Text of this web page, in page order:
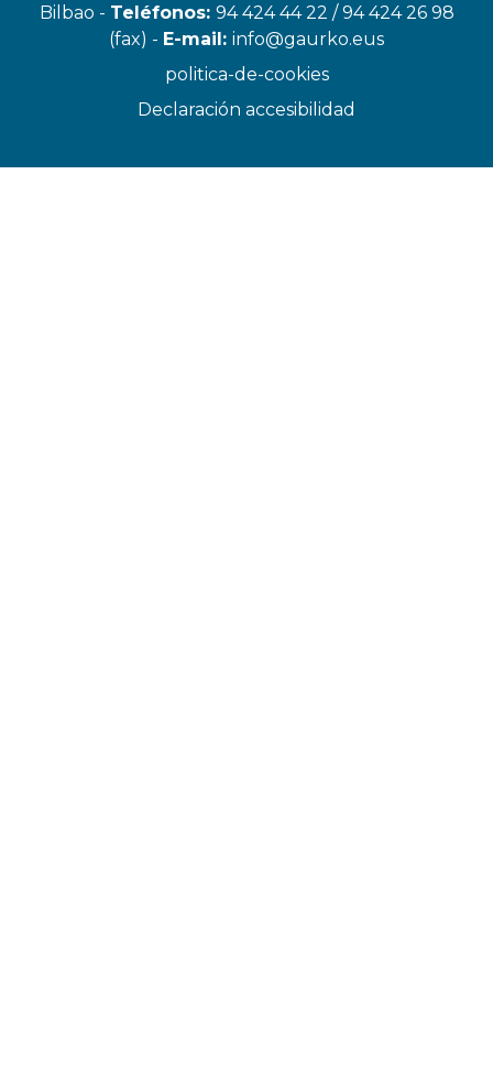
Bilbao - Teléfonos: 94 424 44 22 / 94 424 26 98
(fax) - E-mail: info@gaurko.eus
politica-de-cookies
Declaración accesibilidad